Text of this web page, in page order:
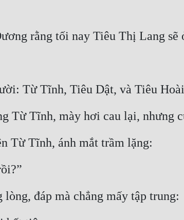
rằng tối nay Tiêu Thị Lang sẽ
Từ Tĩnh, Tiêu Dật, và Tiêu
Từ Tĩnh, mày hơi cau lại, nhưng
Từ Tĩnh, ánh mắt trầm lặng:
đáp mà chẳng mấy tập trung: